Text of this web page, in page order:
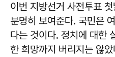
이번 지방선거 사전투표
분명히 보여준다. 국민은
다는 것이다. 정치에 대한
한 희망까지 버리지는 않